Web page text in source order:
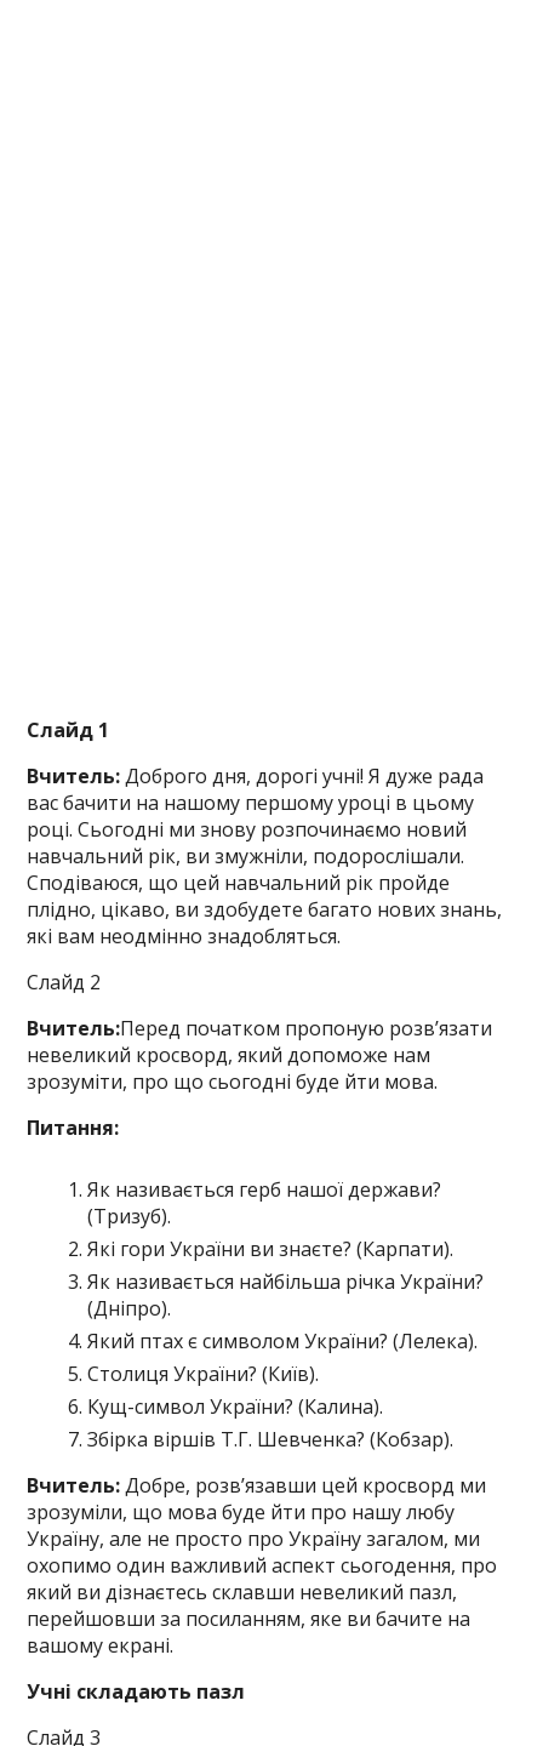
Слайд 1
Вчитель:Доброго дня, дорогі учні! Я дуже рада
вас бачити на нашому першому уроці в цьому
році. Сьогодні ми знову розпочинаємо новий
навчальний рік, ви змужніли, подорослішали.
Сподіваюся, що цей навчальний рік пройде
плідно, цікаво, ви здобудете багато нових знань,
які вам неодмінно знадобляться.
Слайд 2
Вчитель:Перед початком пропоную розв’язати
невеликий кросворд, який допоможе нам
зрозуміти, про що сьогодні буде йти мова.
Питання:
Як називається герб нашої держави?
(Тризуб).
Які гори України ви знаєте? (Карпати).
Як називається найбільша річка України?
(Дніпро).
Який птах є символом України? (Лелека).
Столиця України? (Київ).
Кущ-символ України? (Калина).
Збірка віршів Т.Г. Шевченка? (Кобзар).
Вчитель:Добре, розв’язавши цей кросворд ми
зрозуміли, що мова буде йти про нашу любу
Україну, але не просто про Україну загалом, ми
охопимо один важливий аспект сьогодення, про
який ви дізнаєтесь склавши невеликий пазл,
перейшовши за посиланням, яке ви бачите на
вашому екрані.
Учні складають пазл
Слайд 3